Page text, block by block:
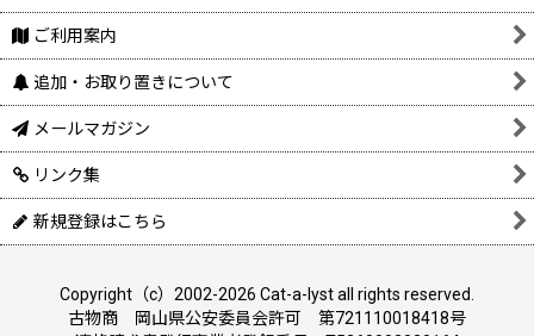
ご利用案内
追加・お取り置きについて
メールマガジン
リンク集
新規登録はこちら
Copyright（c）2002-2026 Cat-a-lyst all rights reserved.
古物商 岡山県公安委員会許可 第721110018418号